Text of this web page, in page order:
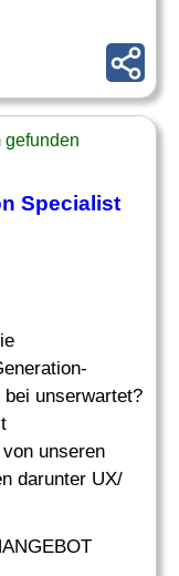
gefunden
Specialist
unserwartet?
unseren
darunter UX/